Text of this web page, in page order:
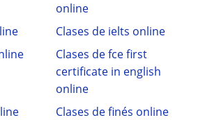
online
Clases de ielts online
Clases de fce first
certificate in english
online
Clases de finés online